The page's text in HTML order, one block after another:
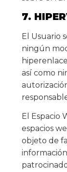
7.
El Usuario
ningún
así como
El Espacio
espacios
objeto de